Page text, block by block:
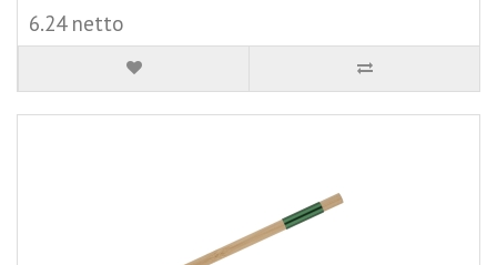
6.24 netto